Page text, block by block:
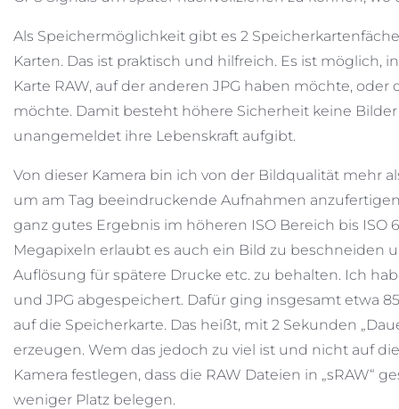
Als Speichermöglichkeit gibt es 2
Karten. Das ist praktisch und hilfreich. Es ist möglich,
Karte RAW, auf der anderen JPG haben möchte, oder
möchte. Damit besteht höhere Sicherheit keine
unangemeldet ihre Lebenskraft aufgibt.
Von dieser Kamera bin ich von der Bildqualität mehr
um am Tag beeindruckende Aufnahmen
ganz gutes Ergebnis im höheren ISO Bereich bis ISO
Megapixeln erlaubt es auch ein Bild zu beschneiden
Auflösung für spätere Drucke etc. zu behalten. Ich
und JPG abgespeichert. Dafür ging insgesamt etwa
auf die Speicherkarte. Das heißt, mit 2 Sekunden
erzeugen. Wem das jedoch zu viel ist und nicht auf
Kamera festlegen, dass die RAW Dateien in „sRAW“
weniger Platz belegen.